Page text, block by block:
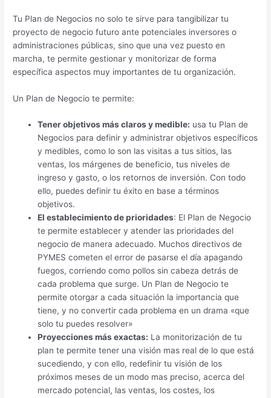
Tu Plan de Negocios no solo te sirve para tangibilizar tu
proyecto de negocio futuro ante potenciales inversores o
administraciones públicas, sino que una vez puesto en
marcha, te permite gestionar y monitorizar de forma
específica aspectos muy importantes de tu organización.
Un Plan de Negocio te permite:
Tener objetivos más claros y medible: usa tu Plan de
Negocios para definir y administrar objetivos específicos
y medibles, como lo son las visitas a tus sitios, las
ventas, los márgenes de beneficio, tus niveles de
ingreso y gasto, o los retornos de inversión. Con todo
ello, puedes definir tu éxito en base a términos
objetivos.
El establecimiento de prioridades: El Plan de Negocio
te permite establecer y atender las prioridades del
negocio de manera adecuado. Muchos directivos de
PYMES cometen el error de pasarse el día apagando
fuegos, corriendo como pollos sin cabeza detrás de
cada problema que surge. Un Plan de Negocio te
permite otorgar a cada situación la importancia que
tiene, y no convertir cada problema en un drama «que
solo tu puedes resolver»
Proyecciones más exactas: La monitorización de tu
plan te permite tener una visión mas real de lo que está
sucediendo, y con ello, redefinir tu visión de los
próximos meses de un modo mas preciso, acerca del
mercado potencial, las ventas, los costes, los